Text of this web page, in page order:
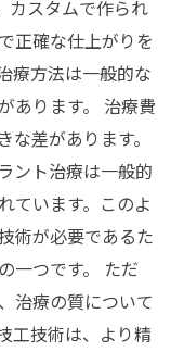
カスタムで作られ
正確な仕上がりを
療方法は一般的な
あります。 治療費
差があります。
ント治療は一般的
ています。このよ
術が必要であるた
一つです。 ただ
治療の質について
工技術は、より精